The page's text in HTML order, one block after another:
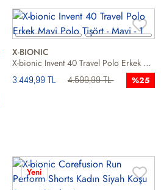
X-BIONIC
X-bionic Invent 40 Travel Polo Erkek Mavi Polo Tişört
3.449,99 TL 4.599,99 TL %25
Yeni